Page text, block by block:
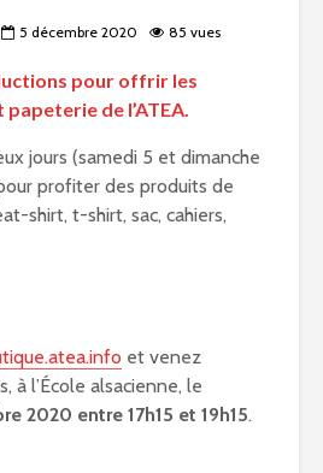
5 décembre 2020 85 vues
pour offrir les
de l’ATEA.
jours (samedi 5 et dimanche
profiter des produits de
shirt, t-shirt, sac, cahiers,
et venez
à l’École alsacienne, le
2020 entre 17h15 et 19h15.